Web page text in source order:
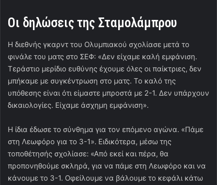
Οι δηλώσεις της Σταμολάμπρου
Η διεθνής γκαρντ του Ολυμπιακού σχολίασε μετά το
φινάλε του ματς στο ΣΕΦ: «Δεν είχαμε καλή εμφάνιση.
Τεράστιο μερίδιο ευθύνης έχουμε όλες οι παίκτριες, δεν
μπήκαμε με συγκέντρωση στο ματς. Το καλό της
υπόθεσης είναι ότι είμαστε μπροστά με 2-1. Δεν υπάρχουν
δικαιολογίες. Είχαμε άσχημη εμφάνιση».
Η ίδια έδωσε το σύνθημα για τον επόμενο αγώνα. «Πάμε
στη Λεωφόρο για το 3-1». Ειδικότερα, μέσω της
τοποθέτησής σχολίασε: «Από εκεί και πέρα, θα
προπονηθούμε σκληρά, για να πάμε στη Λεωφόρο και να
κάνουμε το 3-1. Οφείλουμε να βάλουμε το κεφάλι κάτω